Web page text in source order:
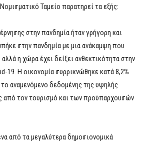
Ταμείο παρατηρεί τα εξής:
στην πανδημία ήταν γρήγορη και
στην πανδημία με μια ανάκαμψη που
η χώρα έχει δείξει ανθεκτικότητα στην
19. Η οικονομία συρρικνώθηκε κατά 8,2%
αναμενόμενο δεδομένης της υψηλής
από τον τουρισμό και των προϋπαρχουσών
από τα μεγαλύτερα δημοσιονομικά